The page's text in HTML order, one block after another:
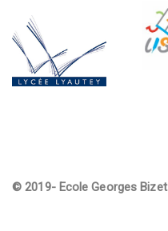
© 2019- Ecole Georges Bizet